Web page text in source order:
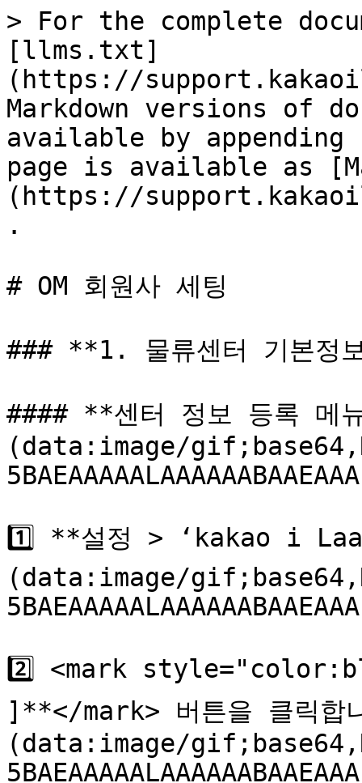
> For the complete
[llms.txt]
(https://
Markdown versions of
available by
page is available as
(https://
.
# OM 회원사 세팅
### **1. 물류센터 기본정
#### **센터 정보 등록 메
(data:image/
1️⃣ **설정 > ‘kakao i
(data:image/
2️⃣ <mark
]**</mark> 버튼을 클릭
(data:image/